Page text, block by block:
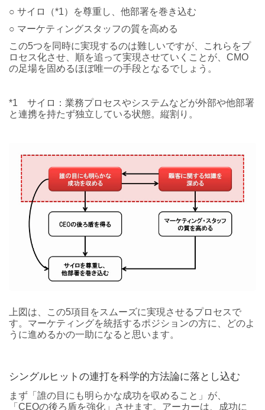
○ サイロ（*1）を尊重し、他部署を巻き込む
○ マーケティングスタッフの質を高める
この5つを同時に実現するのは難しいですが、これらをプ
ロセス化させ、順を追って実現させていくことが、CMO
の足場を固めるほぼ唯一の手段となるでしょう。
*1 サイロ：業務プロセスやシステムなどが外部や他部署
と連携を持たず独立している状態。縦割り。
上図は、この5項目をスムーズに実現させるプロセスで
す。マーケティングを統括するポジションの方に、どのよ
うに進めるかの一助になると思います。
シングルヒットの連打を科学的方法論に落とし込む
まず「誰の目にも明らかな成功を収めること」が、
「CEOの後ろ盾を強化」させます。アーカーは、成功に